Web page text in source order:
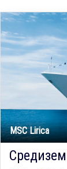
MSC Lirica